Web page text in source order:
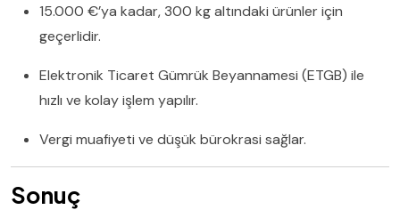
15.000 €’ya kadar, 300 kg altındaki ürünler için
geçerlidir.
Elektronik Ticaret Gümrük Beyannamesi (ETGB) ile
hızlı ve kolay işlem yapılır.
Vergi muafiyeti ve düşük bürokrasi sağlar.
Sonuç